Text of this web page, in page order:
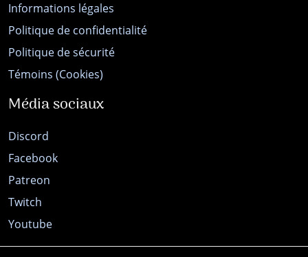
Informations légales
Politique de confidentialité
Politique de sécurité
Témoins (Cookies)
Média sociaux
Discord
Facebook
Patreon
Twitch
Youtube